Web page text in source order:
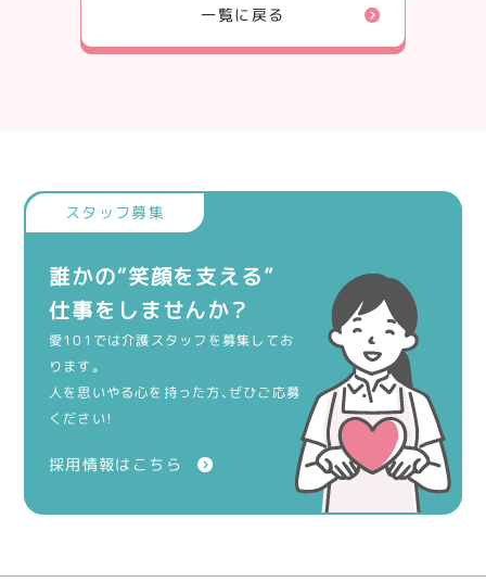
一覧に戻る
誰かの“笑顔を支える”
仕事をしませんか？
愛101では介護スタッフを募集してお
ります。
人を思いやる心を持った方、ぜひご応募
ください！
採用情報はこちら